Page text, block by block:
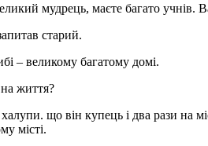
мудрець, маєте багато учнів.
старий.
великому багатому домі.
життя?
що він купець і два рази на
місті.